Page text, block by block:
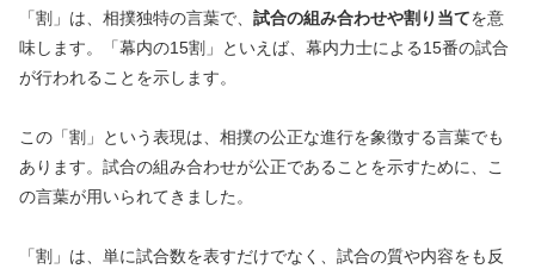
「割」は、相撲独特の言葉で、 試合の組み合わせや割り当てを意
味します。「幕内の15割」といえば、幕内力士による15番の試合
が行われることを示します。
この「割」という表現は、相撲の公正な進行を象徴する言葉でも
あります。試合の組み合わせが公正であることを示すために、こ
の言葉が用いられてきました。
「割」は、単に試合数を表すだけでなく、試合の質や内容をも反